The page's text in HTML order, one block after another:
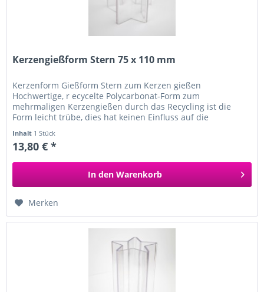
Kerzengießform Stern 75 x 110 mm
Kerzenform Gießform Stern zum Kerzen gießen
Hochwertige, r ecycelte Polycarbonat-Form zum
mehrmaligen Kerzengießen durch das Recycling ist die
Form leicht trübe, dies hat keinen Einfluss auf die
Inhalt 1 Stück
13,80 € *
In den Warenkorb
Merken